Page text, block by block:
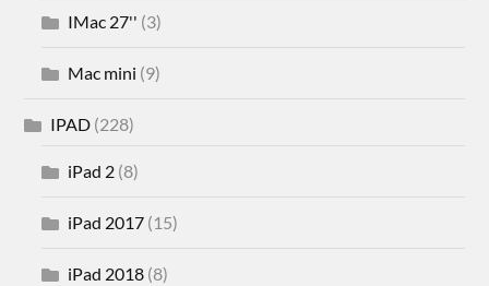
IMac 27'' (3)
Mac mini (9)
IPAD (228)
iPad 2 (8)
iPad 2017 (15)
iPad 2018 (8)